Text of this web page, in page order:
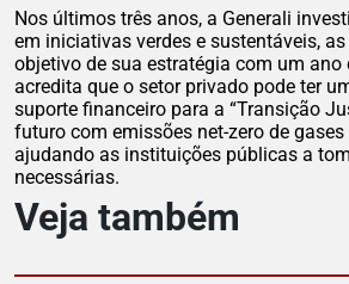
Nos últimos três anos, a Generali
em iniciativas verdes e sustentáveis,
objetivo de sua estratégia com um ano
acredita que o setor privado pode ter
suporte financeiro para a “Transição
futuro com emissões net-zero de
ajudando as instituições públicas a
necessárias.
Veja também